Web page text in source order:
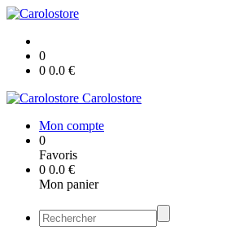
0
0 0.0 €
Carolostore
Mon compte
0
Favoris
0 0.0 €
Mon panier